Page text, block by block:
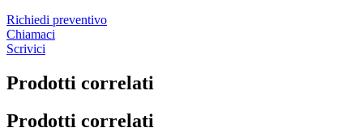
Richiedi preventivo
Chiamaci
Scrivici
Prodotti correlati
Prodotti correlati